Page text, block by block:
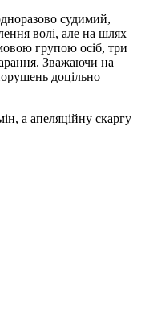
судимий,
волі, але на шлях
групою осіб, три
Зважаючи на
доцільно
а апеляційну скаргу